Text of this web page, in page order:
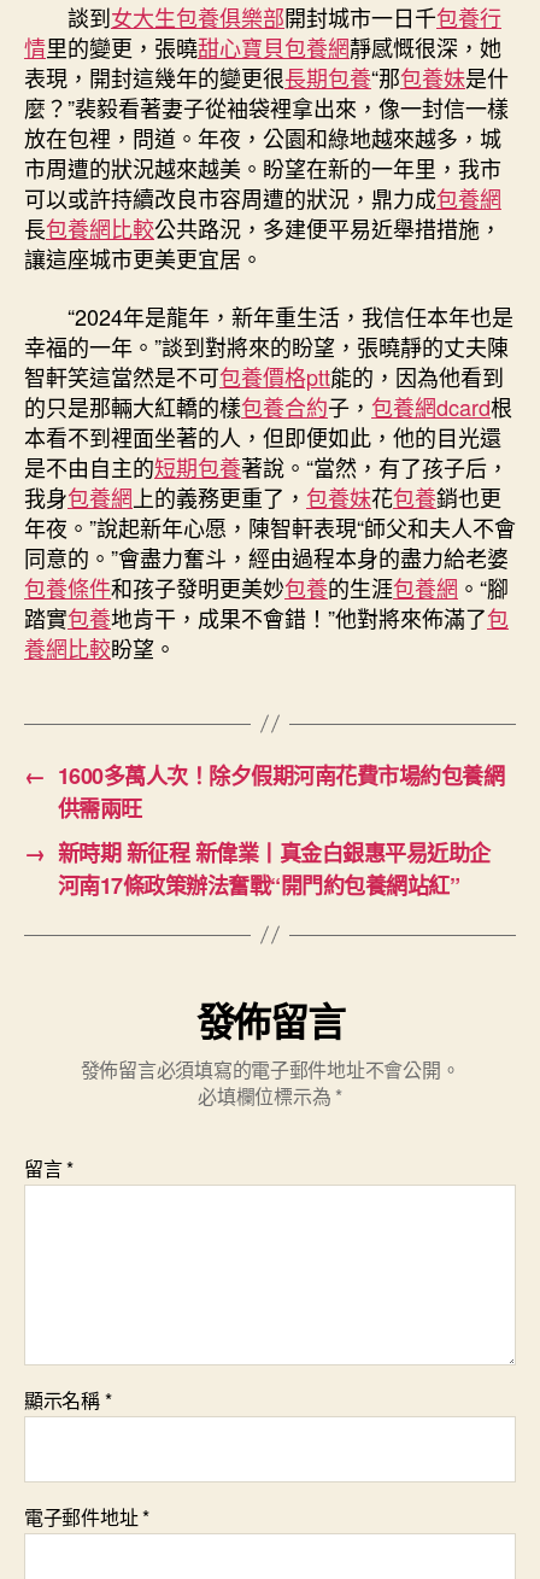
談到女大生包養俱樂部開封城市一日千包養行
情里的變更，張曉甜心寶貝包養網靜感慨很深，她
表現，開封這幾年的變更很長期包養“那包養妹是什
麼？”裴毅看著妻子從袖袋裡拿出來，像一封信一樣
放在包裡，問道。年夜，公園和綠地越來越多，城
市周遭的狀況越來越美。盼望在新的一年里，我市
可以或許持續改良市容周遭的狀況，鼎力成包養網
長包養網比較公共路況，多建便平易近舉措措施，
讓這座城市更美更宜居。
“2024年是龍年，新年重生活，我信任本年也是
幸福的一年。”談到對將來的盼望，張曉靜的丈夫陳
智軒笑這當然是不可包養價格ptt能的，因為他看到
的只是那輛大紅轎的樣包養合約子， 包養網dcard根
本看不到裡面坐著的人，但即便如此，他的目光還
是不由自主的短期包養著說。“當然，有了孩子后，
我身包養網 上的義務更重了， 包養妹花包養銷也更
年夜。”說起新年心愿，陳智軒表現“師父和夫人不會
同意的。”會盡力奮斗，經由過程本身的盡力給老婆
包養條件和孩子發明更美妙包養的生涯包養網 。“腳
踏實包養地肯干，成果不會錯！”他對將來佈滿了包
養網比較盼望。
← 1600多萬人次！除夕假期河南花費市場約包養網
供需兩旺
→ 新時期 新征程 新偉業丨真金白銀惠平易近助企
河南17條政策辦法奮戰“開門約包養網站紅”
發佈留言
發佈留言必須填寫的電子郵件地址不會公開。
必填欄位標示為 *
留言*
顯示名稱*
電子郵件地址*